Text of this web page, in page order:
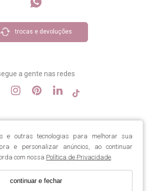
e outras tecnologias para melhorar sua
e personalizar anúncios, ao continuar
com nossa Política de Privacidade
continuar e fechar
trocas e devoluções
a gente nas redes